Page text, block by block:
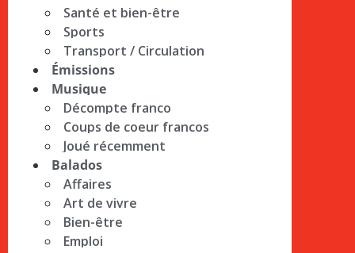
Santé et bien-être
Sports
Transport / Circulation
Émissions
Musique
Décompte franco
Coups de coeur francos
Joué récemment
Balados
Affaires
Art de vivre
Bien-être
Emploi